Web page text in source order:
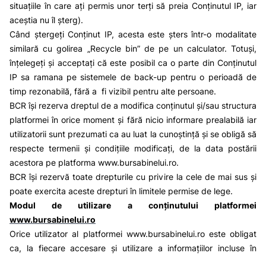
situațiile în care ați permis unor terți să preia Conținutul IP, iar
aceștia nu îl șterg).
Când ștergeți Conținut IP, acesta este șters într-o modalitate
similară cu golirea „Recycle bin” de pe un calculator. Totuși,
înțelegeți și acceptați că este posibil ca o parte din Conținutul
IP sa ramana pe sistemele de back-up pentru o perioadă de
timp rezonabilă, fără a fi vizibil pentru alte persoane.
BCR își rezerva dreptul de a modifica conținutul și/sau structura
platformei în orice moment și fără nicio informare prealabilă iar
utilizatorii sunt prezumati ca au luat la cunoștință și se obligă să
respecte termenii și condițiile modificați, de la data postării
acestora pe platforma www.bursabinelui.ro.
BCR își rezervă toate drepturile cu privire la cele de mai sus și
poate exercita aceste drepturi în limitele permise de lege.
Modul de utilizare a conținutului platformei
www.bursabinelui.ro
Orice utilizator al platformei www.bursabinelui.roeste obligat
ca, la fiecare accesare și utilizare a informațiilor incluse în